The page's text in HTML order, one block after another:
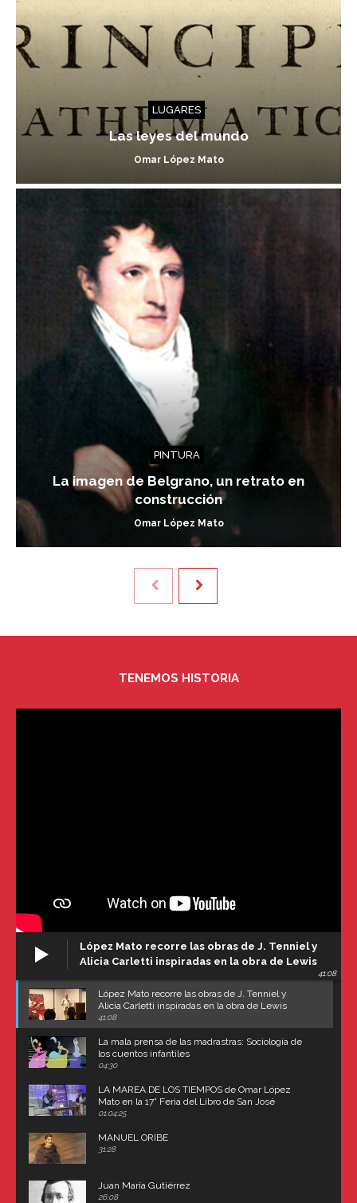
LUGARES
Las leyes del mundo
Omar López Mato
PINTURA
La imagen de Belgrano, un retrato en
construcción
Omar López Mato
TENEMOS HISTORIA
López Mato recorre las obras de J. Tenniel y
Alicia Carletti inspiradas en la obra de Lewis
41:08
López Mato recorre las obras de J. Tenniel y
Alicia Carletti inspiradas en la obra de Lewis
Carroll
41:08
La mala prensa de las madrastras: Sociología de
los cuentos infantiles
04:30
LA MAREA DE LOS TIEMPOS de Omar López
Mato en la 17° Feria del Libro de San José
(Uruguay)
01:04:25
MANUEL ORIBE
31:28
Juan María Gutiérrez
26:08